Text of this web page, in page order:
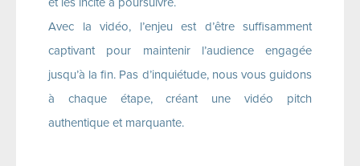
Avec la vidéo, l’enjeu est d’être suffisamment
captivant pour maintenir l’audience engagée
jusqu’à la fin. Pas d’inquiétude, nous vous guidons
à chaque étape, créant une vidéo pitch
authentique et marquante.